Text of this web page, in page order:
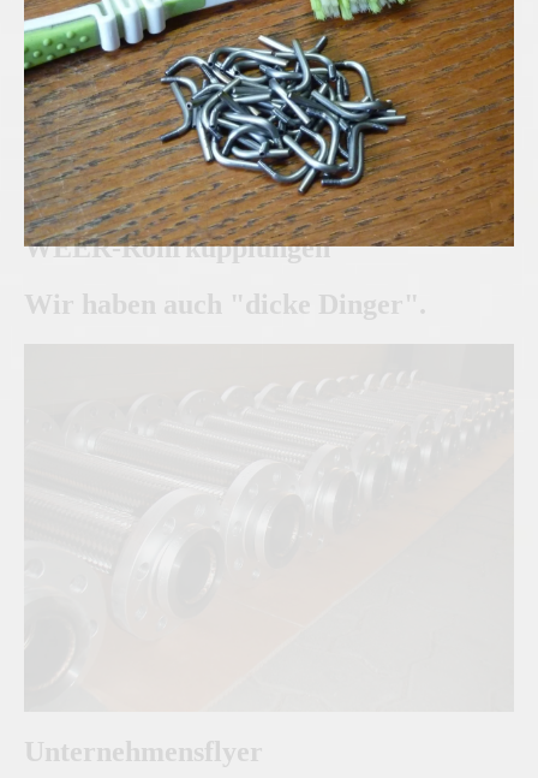
WEER-Rohrkupplungen
Wir haben auch "dicke Dinger".
Unternehmensflyer